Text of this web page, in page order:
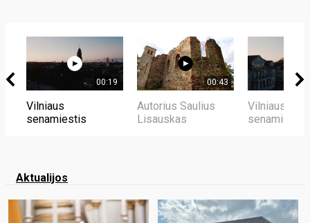
00:19
Vilniaus
senamiestis
00:43
Autorius Saulius
Lisauskas
Vilniaus
senamiestis
Aktualijos